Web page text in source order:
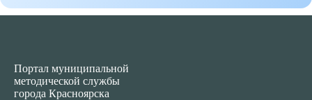
Портал муниципальной
методической службы
города Красноярска